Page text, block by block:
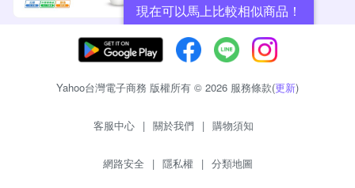
現在可以馬上比較相似商品！
Yahoo台灣電子商務 版權所有 © 2026 服務條款(更新)
客服中心 | 關於我們 | 購物須知
網路安全 | 隱私權 | 分類地圖